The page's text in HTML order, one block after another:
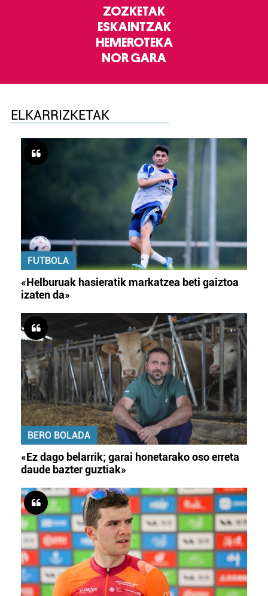
ZOZKETAK
ESKAINTZAK
HEMEROTEKA
NOR GARA
ELKARRIZKETAK
FUTBOLA
«Helburuak hasieratik markatzea beti gaiztoa
izaten da»
BERO BOLADA
«Ez dago belarrik; garai honetarako oso erreta
daude bazter guztiak»